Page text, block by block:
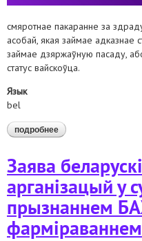
смяротнае пакаранне за
асобай, якая займае адказнае
займае дзяржаўную пасаду,
статус вайскоўца.
Язык
bel
подробнее о выказваем
сферы прымянення
Заява
арганізацый у
прызнаннем
фарміраваннем